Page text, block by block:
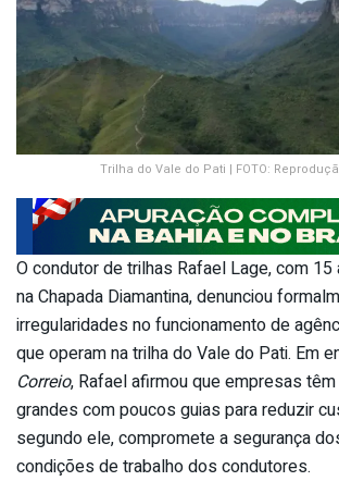
Trilha do Vale do Pati | FOTO:
O condutor de trilhas Rafael Lage, com
na Chapada Diamantina, denunciou
irregularidades no funcionamento de
que operam na trilha do Vale do Pati. Em
Correio, Rafael afirmou que empresas
grandes com poucos guias para reduzir
segundo ele, compromete a segurança
condições de trabalho dos condutores.